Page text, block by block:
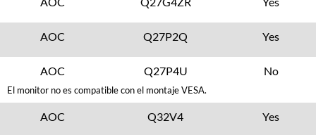
AOC Q27P2Q Yes
AOC Q27P4U No
El monitor no es compatible con el montaje VESA.
AOC Q32V4 Yes